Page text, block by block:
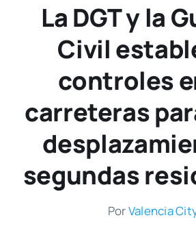
La DGT y la
Civil
controles
carreteras
segundas
PorValen­cia